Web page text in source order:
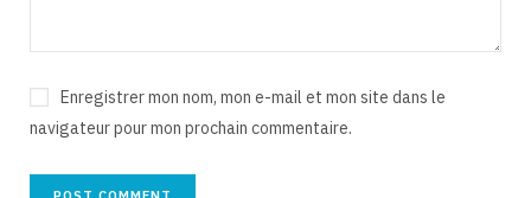
Enregistrer mon nom, mon e-mail et mon site dans le
navigateur pour mon prochain commentaire.